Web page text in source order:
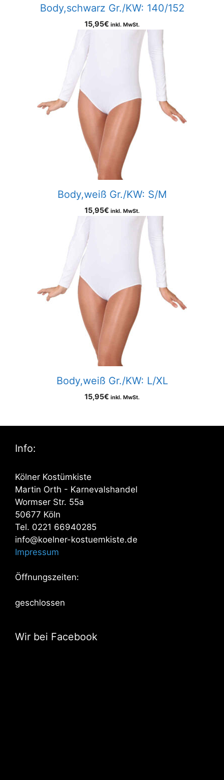
Body,schwarz Gr./KW: 140/152
15,95€ inkl. MwSt.
Body,weiß Gr./KW: S/M
15,95€ inkl. MwSt.
Body,weiß Gr./KW: L/XL
15,95€ inkl. MwSt.
Info:
Kölner Kostümkiste
Martin Orth - Karnevalshandel
Wormser Str. 55a
50677 Köln
Tel. 0221 66940285
info@koelner-kostuemkiste.de
Impressum
Öffnungszeiten:
geschlossen
Wir bei Facebook